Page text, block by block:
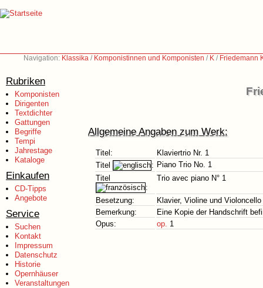
Navigation: Klassika / Komponistinnen und Komponisten / K / Friedemann
Rubriken
Komponisten
Dirigenten
Textdichter
Gattungen
Begriffe
Tempi
Jahrestage
Kataloge
Einkaufen
CD-Tipps
Angebote
Service
Suchen
Kontakt
Impressum
Datenschutz
Historie
Opernhäuser
Veranstaltungen
Allgemeine Angaben zum Werk:
Titel:
Klaviertrio Nr. 1
Titel
: Piano Trio No. 1
Titel
:
Trio avec piano N° 1
Besetzung:
Klavier, Violine und Violoncello
Bemerkung:
Eine Kopie der Handschrift
Opus:
op. 1